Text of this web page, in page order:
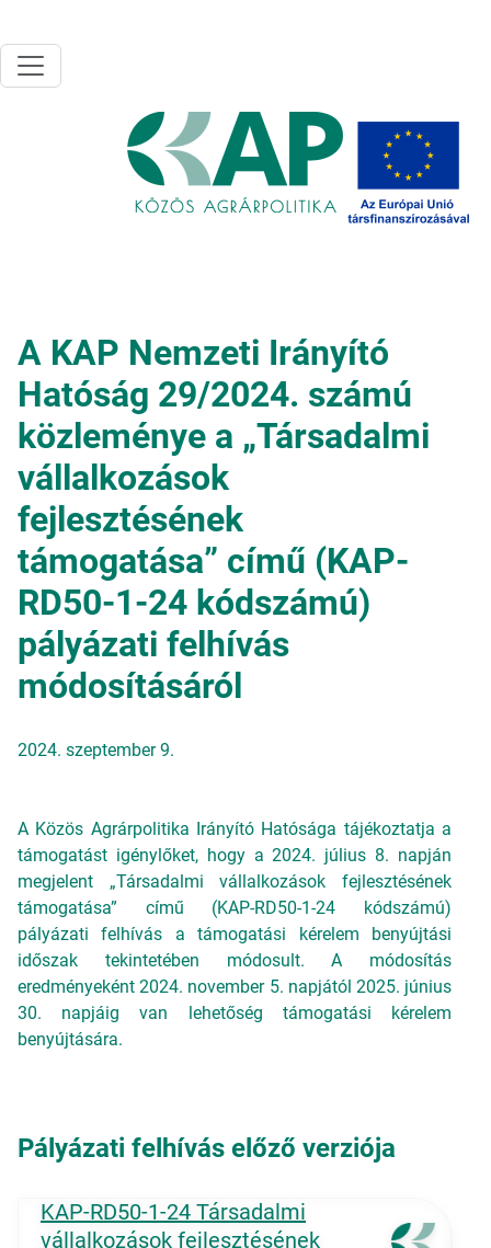
A KAP Nemzeti Irányító
Hatóság 29/2024. számú
közleménye a „Társadalmi
vállalkozások
fejlesztésének
támogatása” című (KAP-
RD50-1-24 kódszámú)
pályázati felhívás
módosításáról
2024. szeptember 9.
A Közös Agrárpolitika Irányító Hatósága tájékoztatja a
támogatást igénylőket, hogy a 2024. július 8. napján
megjelent „Társadalmi vállalkozások fejlesztésének
támogatása” című (KAP-RD50-1-24 kódszámú)
pályázati felhívás a támogatási kérelem benyújtási
időszak tekintetében módosult. A módosítás
eredményeként 2024. november 5. napjától 2025. június
30. napjáig van lehetőség támogatási kérelem
benyújtására.
Pályázati felhívás előző verziója
KAP-RD50-1-24 Társadalmi
vállalkozások fejlesztésének